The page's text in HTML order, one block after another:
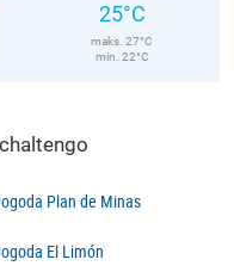
25°C
maks. 27°C
min. 22°C
Plan de Minas
El Limón